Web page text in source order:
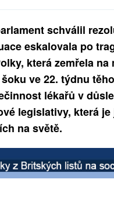
schválil
eskalovala po
která zemřela na
ve 22. týdnu
lékařů v
legislativy, která je
na světě.